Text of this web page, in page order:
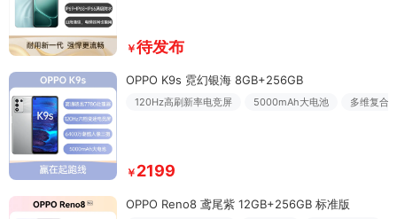
￥待发布
OPPO K9s 霓幻银海 8GB+256GB
120Hz高刷新率电竞屏 5000mAh大电池 多维复合
￥ 2199
OPPO Reno8 鸢尾紫 12GB+256GB 标准版